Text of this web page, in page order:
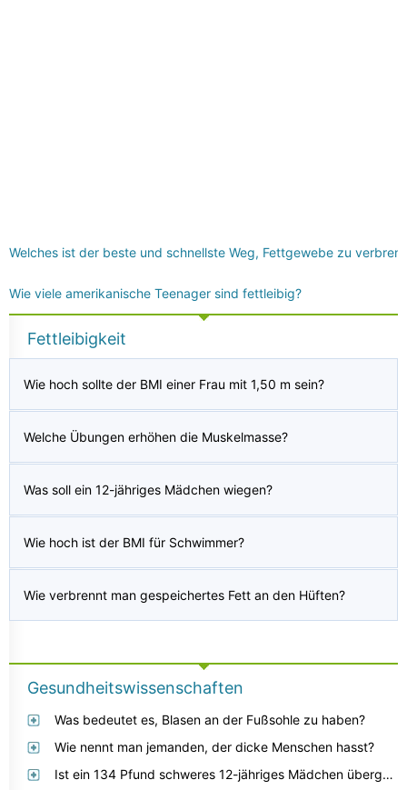
Welches ist der beste und schnellste Weg, Fettgewebe zu
Wie viele amerikanische Teenager sind fettleibig?
Fettleibigkeit
Wie hoch sollte der BMI einer Frau mit 1,50 m sein?
Welche Übungen erhöhen die Muskelmasse?
Was soll ein 12-jähriges Mädchen wiegen?
Wie hoch ist der BMI für Schwimmer?
Wie verbrennt man gespeichertes Fett an den Hüften?
Gesundheitswissenschaften
Was bedeutet es, Blasen an der Fußsohle zu haben?
Wie nennt man jemanden, der dicke Menschen hasst?
Ist ein 134 Pfund schweres 12-jähriges Mädchen übergewichtig?